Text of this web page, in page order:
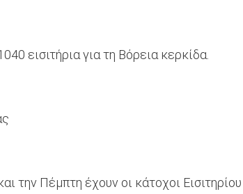
εισιτήρια για τη Βόρεια κερκίδα.
την Πέμπτη έχουν οι κάτοχοι